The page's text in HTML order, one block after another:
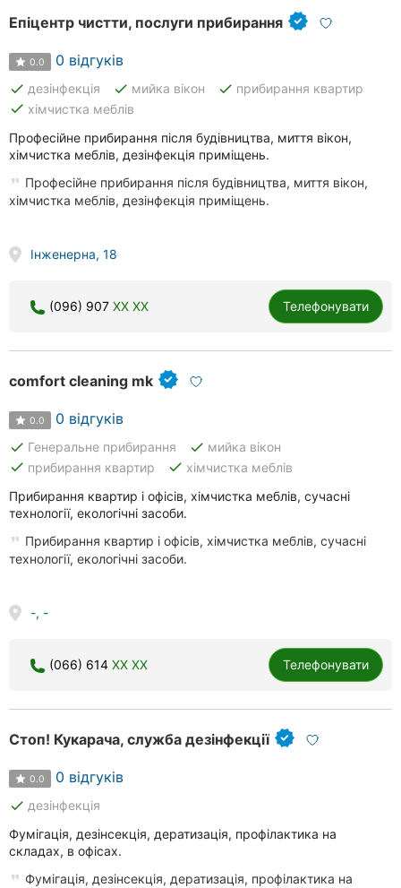
Епіцентр чистти, послуги прибирання
0.0 0 відгуків
done дезінфекція done мийка вікон done прибирання квартир
done хімчистка меблів
Професійне прибирання після будівництва, миття вікон,
хімчистка меблів, дезінфекція приміщень.
Професійне прибирання після будівництва, миття вікон,
хімчистка меблів, дезінфекція приміщень.
Інженерна, 18
(096) 907 XX XX Телефонувати
comfort cleaning mk
0.0 0 відгуків
done Генеральне прибирання done мийка вікон
done прибирання квартир done хімчистка меблів
Прибирання квартир і офісів, хімчистка меблів, сучасні
технології, екологічні засоби.
Прибирання квартир і офісів, хімчистка меблів, сучасні
технології, екологічні засоби.
-, -
(066) 614 XX XX Телефонувати
Стоп! Кукарача, служба дезінфекції
0.0 0 відгуків
done дезінфекція
Фумігація, дезінсекція, дератизація, профілактика на
складах, в офісах.
Фумігація, дезінсекція, дератизація, профілактика на